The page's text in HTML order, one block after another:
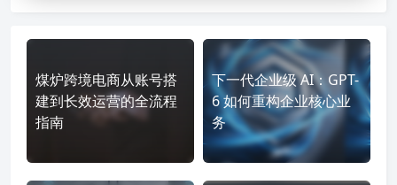
煤炉跨境电商从账号搭
建到长效运营的全流程
指南
下一代企业级 AI：GPT-
6 如何重构企业核心业
务